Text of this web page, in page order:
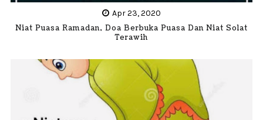
Apr 23, 2020
Niat Puasa Ramadan, Doa Berbuka Puasa Dan Niat Solat
Terawih